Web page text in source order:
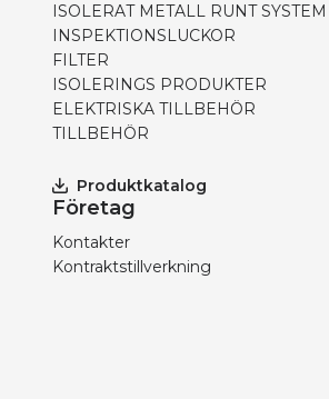
ISOLERAT METALL RUNT SYSTEM
INSPEKTIONSLUCKOR
FILTER
ISOLERINGS PRODUKTER
ELEKTRISKA TILLBEHÖR
TILLBEHÖR
Produktkatalog
Företag
Kontakter
Kontraktstillverkning